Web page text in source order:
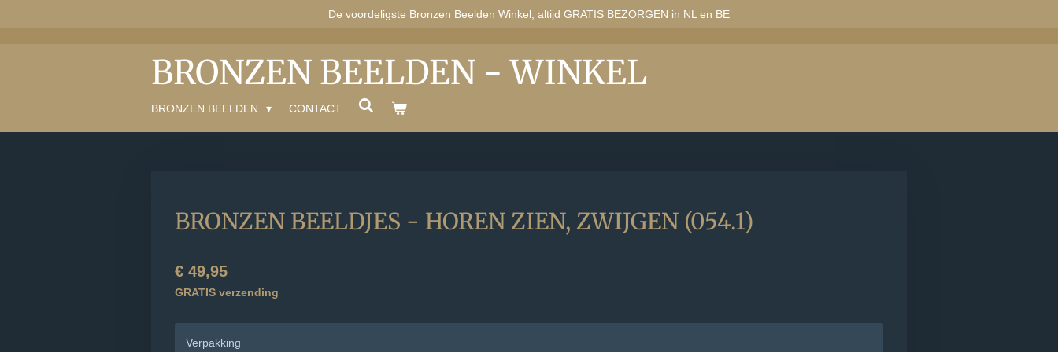
De voordeligste Bronzen Beelden Winkel, altijd GRATIS BEZORGEN in NL en BE
BRONZEN BEELDEN - WINKEL
BRONZEN BEELDEN CONTACT
BRONZEN BEELDJES - HOREN ZIEN, ZWIJGEN (054.1)
€ 49,95
GRATIS verzending
Verpakking